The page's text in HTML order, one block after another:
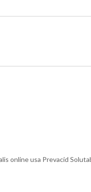
online usa Prevacid